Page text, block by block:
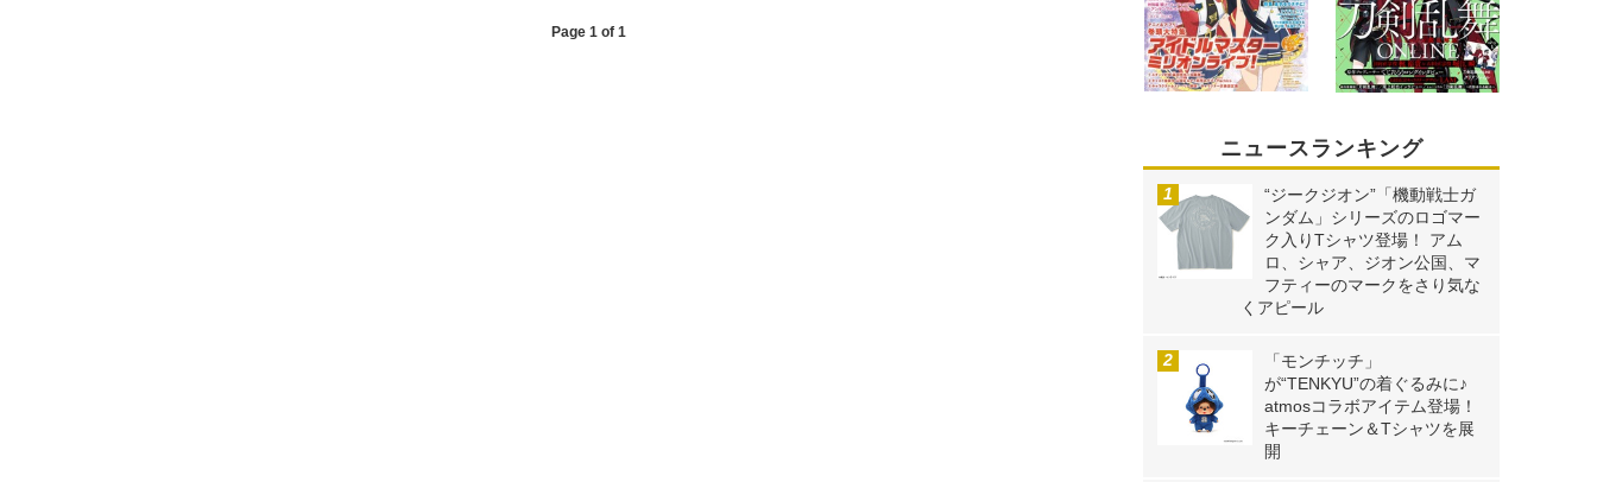
Page 1 of 1
ニュースランキング
“ジークジオン”「機動戦士ガ
ンダム」シリーズのロゴマー
ク入りTシャツ登場！ アム
ロ、シャア、ジオン公国、マ
フティーのマークをさり気な
くアピール
「モンチッチ」
が“TENKYU”の着ぐるみに♪
atmosコラボアイテム登場！
キーチェーン＆Tシャツを展
開